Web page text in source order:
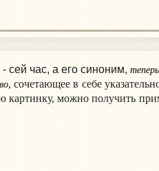
- сей час, а его синоним, теперь
, сочетающее в себе
картинку, можно получить